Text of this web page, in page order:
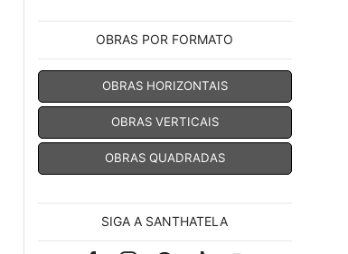
OBRAS POR FORMATO
OBRAS HORIZONTAIS
OBRAS VERTICAIS
OBRAS QUADRADAS
SIGA A SANTHATELA